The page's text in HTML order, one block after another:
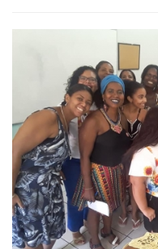
LOGIN
WEBMAIL
PORTAL DE ALUNOS
PORTAL DE PROFESSORES/
UNIESP